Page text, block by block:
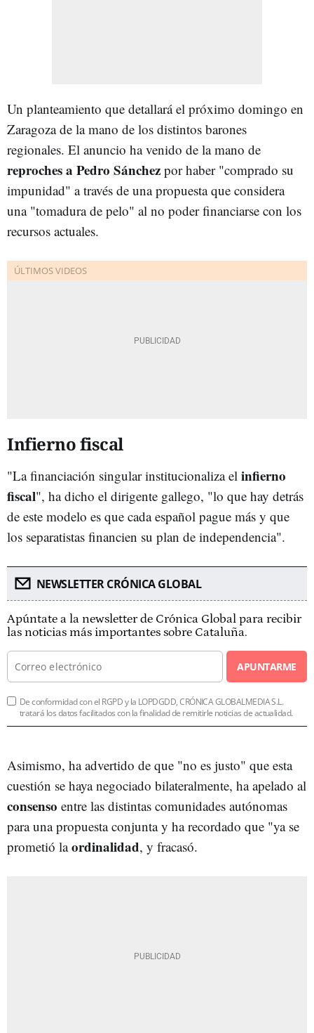
Un planteamiento que detallará el próximo domingo en
Zaragoza de la mano de los distintos barones
regionales. El anuncio ha venido de la mano de
reproches a Pedro Sánchez por haber "comprado su
impunidad" a través de una propuesta que considera
una "tomadura de pelo" al no poder financiarse con los
recursos actuales.
Infierno fiscal
"La financiación singular institucionaliza el infierno
fiscal", ha dicho el dirigente gallego, "lo que hay detrás
de este modelo es que cada español pague más y que
los separatistas financien su plan de independencia".
NEWSLETTER CRÓNICA GLOBAL
Apúntate a la newsletter de Crónica Global para recibir
las noticias más importantes sobre Cataluña.
APUNTARME
De conformidad con el RGPD y la LOPDGDD, CRÓNICA GLOBALMEDIA S.L.
tratará los datos facilitados con la finalidad de remitirle noticias de actualidad.
Asimismo, ha advertido de que "no es justo" que esta
cuestión se haya negociado bilateralmente, ha apelado al
consenso entre las distintas comunidades autónomas
para una propuesta conjunta y ha recordado que "ya se
prometió laordinalidad, y fracasó.